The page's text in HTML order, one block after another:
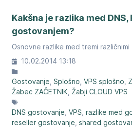
Kakšna je razlika med DNS,
gostovanjem?
10.02.2014 13:18
Gostovanje Splošno VPS splošno
Žabec ZAČETNIK Žabji CLOUD VPS
DNS gostovanje VPS razlike med
reseller gostovanje shared